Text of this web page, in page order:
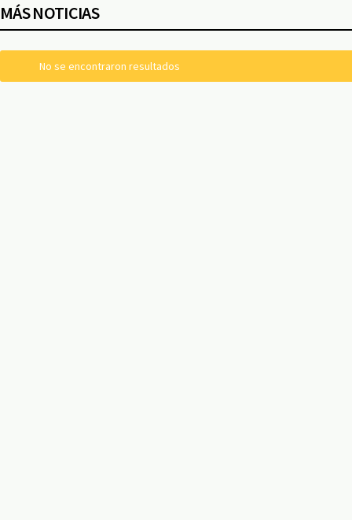
MÁS NOTICIAS
No se encontraron resultados